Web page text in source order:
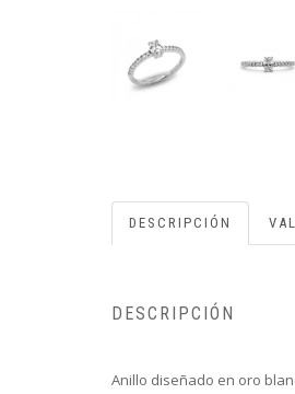
DESCRIPCIÓN
DESCRIPCIÓN
Anillo diseñado en oro